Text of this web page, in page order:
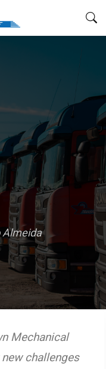
Almeida
Mechanical
challenges